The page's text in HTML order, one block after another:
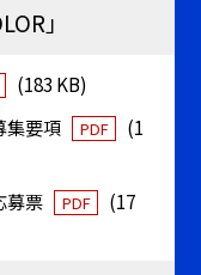
」
(183 KB)
集要項
PDF
(1
募票
PDF
(17